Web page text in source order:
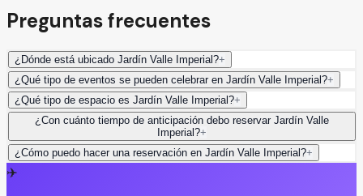
Preguntas frecuentes
¿Dónde está ubicado Jardín Valle Imperial?+
¿Qué tipo de eventos se pueden celebrar en Jardín Valle Imperial?+
¿Qué tipo de espacio es Jardín Valle Imperial?+
¿Con cuánto tiempo de anticipación debo reservar Jardín Valle
Imperial?+
¿Cómo puedo hacer una reservación en Jardín Valle Imperial?+
✈️